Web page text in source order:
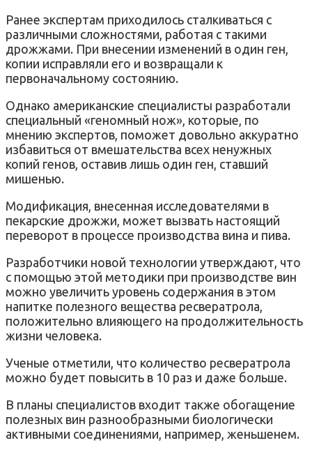
Ранее экспертам приходилось сталкиваться с
различными сложностями, работая с такими
дрожжами. При внесении изменений в один ген,
копии исправляли его и возвращали к
первоначальному состоянию.
Однако американские специалисты разработали
специальный «геномный нож», которые, по
мнению экспертов, поможет довольно аккуратно
избавиться от вмешательства всех ненужных
копий генов, оставив лишь один ген, ставший
мишенью.
Модификация, внесенная исследователями в
пекарские дрожжи, может вызвать настоящий
переворот в процессе производства вина и пива.
Разработчики новой технологии утверждают, что
с помощью этой методики при производстве вин
можно увеличить уровень содержания в этом
напитке полезного вещества ресвератрола,
положительно влияющего на продолжительность
жизни человека.
Ученые отметили, что количество ресвератрола
можно будет повысить в 10 раз и даже больше.
В планы специалистов входит также обогащение
полезных вин разнообразными биологически
активными соединениями, например, женьшенем.